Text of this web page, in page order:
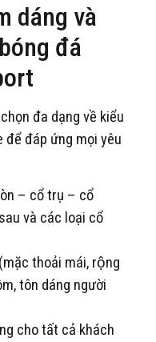
dáng và
đá
đa dạng về kiểu
để đáp ứng mọi yêu
– cổ trụ – cổ
và các loại cổ
thoải mái, rộng
tôn dáng người
cho tất cả khách